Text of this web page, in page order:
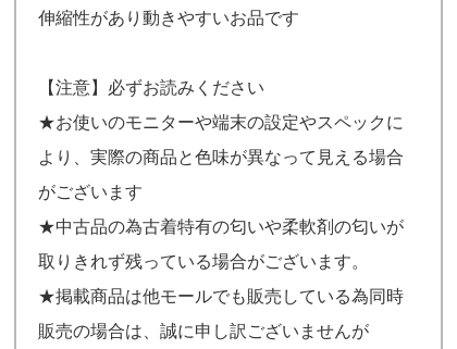
伸縮性があり動きやすいお品です
【注意】必ずお読みください
★お使いのモニターや端末の設定やスペックに
より、実際の商品と色味が異なって見える場合
がございます
★中古品の為古着特有の匂いや柔軟剤の匂いが
取りきれず残っている場合がございます。
★掲載商品は他モールでも販売している為同時
販売の場合は、誠に申し訳ございませんが